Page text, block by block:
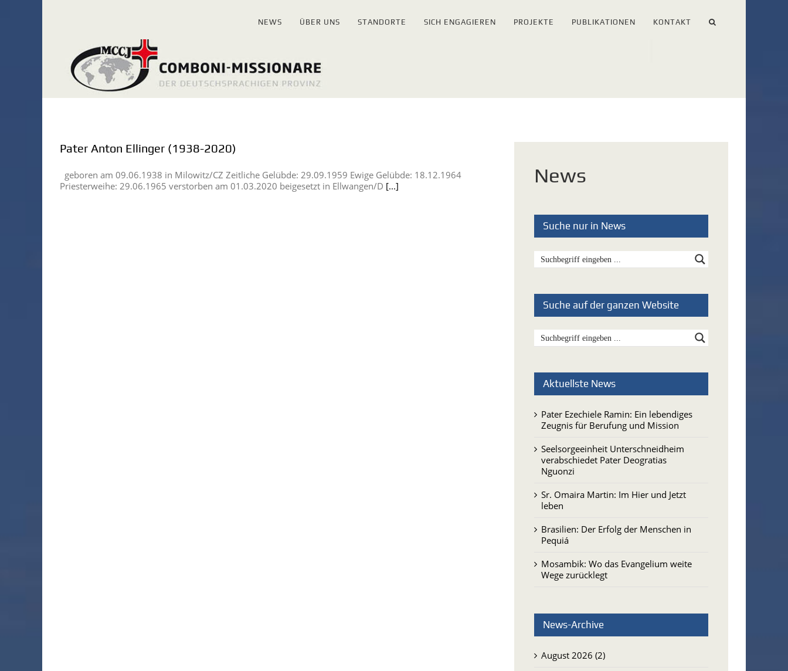
NEWS ÜBER UNS STANDORTE SICH ENGAGIEREN PROJEKTE PUBLIKATIONEN KONTAKT
Pater Anton Ellinger (1938-2020)
geboren am 09.06.1938 in Milowitz/CZ Zeitliche Gelübde: 29.09.1959 Ewige Gelübde: 18.12.1964
Priesterweihe: 29.06.1965 verstorben am 01.03.2020 beigesetzt in Ellwangen/D [...] News
Suche nur in News
Suche auf der ganzen Website
Aktuellste News
Pater Ezechiele Ramin: Ein lebendiges
Zeugnis für Berufung und Mission
Seelsorgeeinheit Unterschneidheim
verabschiedet Pater Deogratias
Nguonzi
Sr. Omaira Martin: Im Hier und Jetzt
leben
Brasilien: Der Erfolg der Menschen in
Pequiá
Mosambik: Wo das Evangelium weite
Wege zurücklegt
News-Archive
August 2026 (2)